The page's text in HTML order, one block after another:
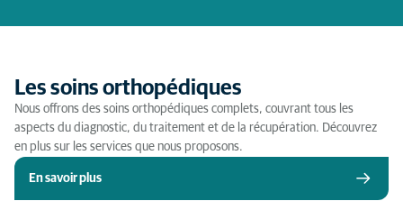
Les soins orthopédiques
Nous offrons des soins orthopédiques complets, couvrant tous les
aspects du diagnostic, du traitement et de la récupération. Découvrez
en plus sur les services que nous proposons.
En savoir plus